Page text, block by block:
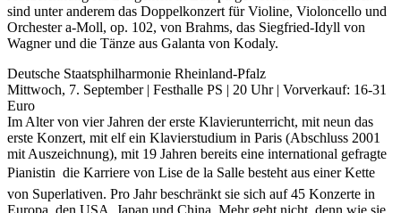
sind unter anderem das Doppelkonzert für Violine, Violoncello und
Orchester a-Moll, op. 102, von Brahms, das Siegfried-Idyll von
Wagner und die Tänze aus Galanta von Kodaly.
Deutsche Staatsphilharmonie Rheinland-Pfalz
Mittwoch, 7. September | Festhalle PS | 20 Uhr | Vorverkauf: 16-31
Euro
Im Alter von vier Jahren der erste Klavierunterricht, mit neun das
erste Konzert, mit elf ein Klavierstudium in Paris (Abschluss 2001
mit Auszeichnung), mit 19 Jahren bereits eine international gefragte
Pianistin  die Karriere von Lise de la Salle besteht aus einer Kette
von Superlativen. Pro Jahr beschränkt sie sich auf 45 Konzerte in
Europa, den USA, Japan und China. Mehr geht nicht, denn wie sie